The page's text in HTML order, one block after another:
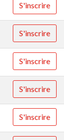
S'inscrire
S'inscrire
S'inscrire
S'inscrire
S'inscrire